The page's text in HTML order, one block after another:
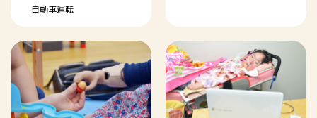
自動車運転